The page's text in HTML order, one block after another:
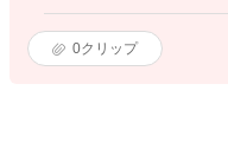
0クリップ